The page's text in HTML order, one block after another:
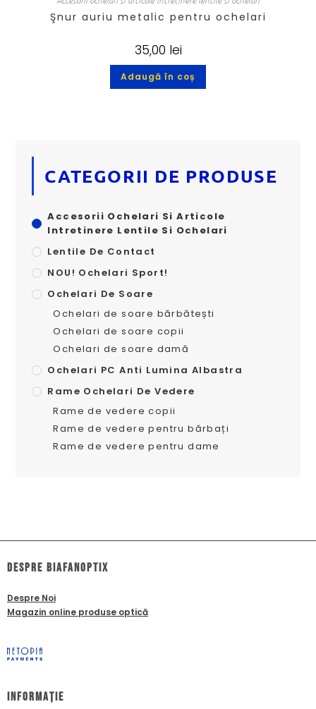
Şnur auriu metalic pentru ochelari
35,00 lei
Adaugă în coș
CATEGORII DE PRODUSE
Accesorii Ochelari Si Articole
Intretinere Lentile Si Ochelari
Lentile De Contact
NOU! Ochelari Sport!
Ochelari De Soare
Ochelari de soare bărbătești
Ochelari de soare copii
Ochelari de soare damă
Ochelari PC Anti Lumina Albastra
Rame Ochelari De Vedere
Rame de vedere copii
Rame de vedere pentru bărbați
Rame de vedere pentru dame
dESPRE biafanoptix
Despre Noi
Magazin online produse optică
Informație